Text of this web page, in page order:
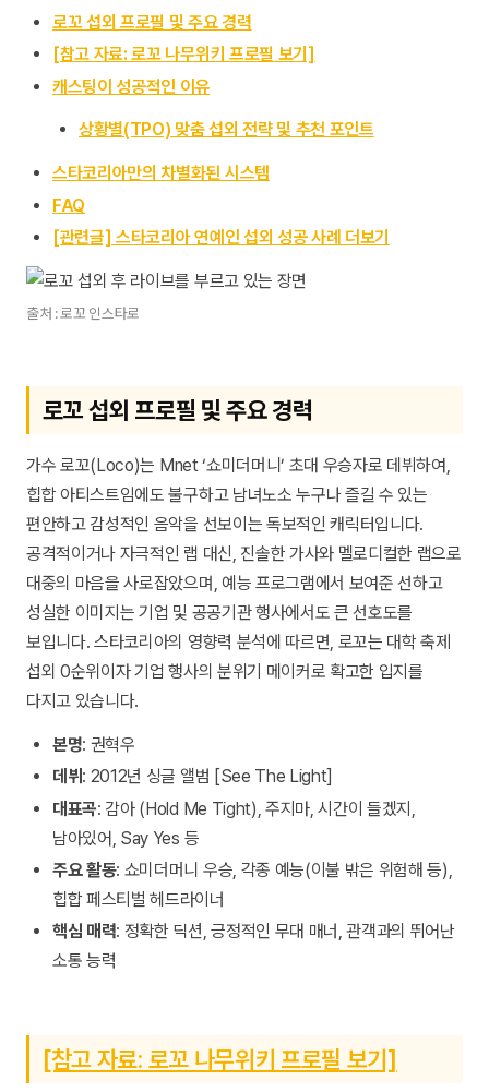
로꼬 섭외 프로필 및 주요 경력
[참고 자료: 로꼬 나무위키 프로필 보기]
캐스팅이 성공적인 이유
상황별(TPO) 맞춤 섭외 전략 및 추천 포인트
스타코리아만의 차별화된 시스템
FAQ
[관련글] 스타코리아 연예인 섭외 성공 사례 더보기
출처 : 로꼬 인스타로
로꼬 섭외 프로필 및 주요 경력
가수 로꼬(Loco)는 Mnet ‘쇼미더머니’ 초대 우승자로 데뷔하여,
힙합 아티스트임에도 불구하고 남녀노소 누구나 즐길 수 있는
편안하고 감성적인 음악을 선보이는 독보적인 캐릭터입니다.
공격적이거나 자극적인 랩 대신, 진솔한 가사와 멜로디컬한 랩으로
대중의 마음을 사로잡았으며, 예능 프로그램에서 보여준 선하고
성실한 이미지는 기업 및 공공기관 행사에서도 큰 선호도를
보입니다. 스타코리아의 영향력 분석에 따르면, 로꼬는 대학 축제
섭외 0순위이자 기업 행사의 분위기 메이커로 확고한 입지를
다지고 있습니다.
본명: 권혁우
데뷔: 2012년 싱글 앨범 [See The Light]
대표곡: 감아 (Hold Me Tight), 주지마, 시간이 들겠지,
남아있어, Say Yes 등
주요 활동: 쇼미더머니 우승, 각종 예능(이불 밖은 위험해 등),
힙합 페스티벌 헤드라이너
핵심 매력: 정확한 딕션, 긍정적인 무대 매너, 관객과의 뛰어난
소통 능력
[참고 자료: 로꼬 나무위키 프로필 보기]